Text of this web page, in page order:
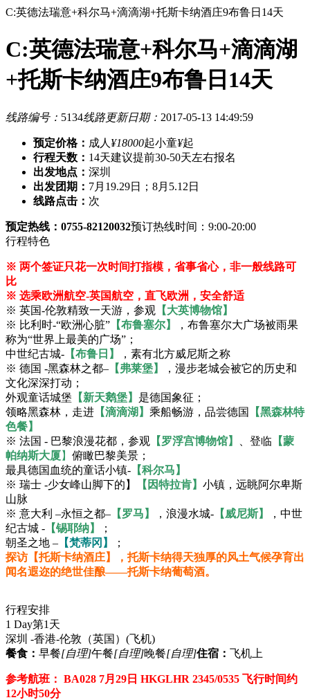
C:英德法瑞意+科尔马+滴滴湖+托斯卡纳酒庄9布鲁日14天
C:英德法瑞意+科尔马+滴滴湖
+托斯卡纳酒庄9布鲁日14天
线路编号： 5134线路更新日期： 2017-05-13 14:49:59
预定价格： 成人 ¥18000起小童¥起
行程天数： 14天建议提前30-50天左右报名
出发地点： 深圳
出发团期： 7月19.29日；8月5.12日
线路点击： 次
预定热线：0755-82120032预订热线时间：9:00-20:00
行程特色
※ 两个签证只花一次时间打指模，省事省心，非一般线路可
比
※ 选乘欧洲航空-英国航空，直飞欧洲，安全舒适
※ 英国-伦敦精致一天游，参观 【大英博物馆】
※ 比利时-“欧洲心脏” 【布鲁塞尔】
，布鲁塞尔大广场被雨果
称为“世界上最美的广场”；
中世纪古城- 【布鲁日】
，素有北方威尼斯之称
※ 德国 -黑森林之都– 【弗莱堡】
，漫步老城会被它的历史和
文化深深打动；
外观童话城堡 【新天鹅堡】 是德国象征；
领略黑森林，走进 【滴滴湖】 乘船畅游，品尝德国
【黑森林特
色餐】
※ 法国 - 巴黎浪漫花都，参观 【罗浮宫博物馆】 、登临 【蒙
帕纳斯大厦 】 俯瞰巴黎美景；
最具德国血统的童话小镇- 【科尔马】
※ 瑞士 -少女峰山脚下的】
【因特拉肯】 小镇，远眺阿尔卑斯
山脉
※ 意大利 –永恒之都– 【罗马】 ，浪漫水城- 【威尼斯】
，中世
纪古城 - 【锡耶纳】
；
朝圣之地 – 【梵蒂冈】
；
探访【托斯卡纳酒庄】，托斯卡纳得天独厚的风土气候孕育出
闻名遐迩的绝世佳酿——托斯卡纳葡萄酒。
行程安排
1 Day第1天
深圳 -香港-伦敦（英国） (飞机)
餐食： 早餐[自理]午餐[自理]晚餐[自理]住宿： 飞机上
参考航班： BA028 7月29日 HKGLHR 2345/0535 飞行时间约
12小时50分